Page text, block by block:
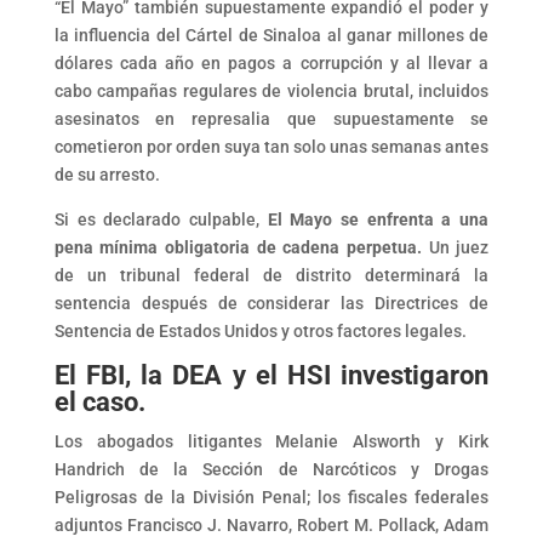
“El Mayo” también supuestamente expandió el poder y
la influencia del Cártel de Sinaloa al ganar millones de
dólares cada año en pagos a corrupción y al llevar a
cabo campañas regulares de violencia brutal, incluidos
asesinatos en represalia que supuestamente se
cometieron por orden suya tan solo unas semanas antes
de su arresto.
Si es declarado culpable,El Mayo se enfrenta a una
pena mínima obligatoria de cadena perpetua. Un juez
de un tribunal federal de distrito determinará la
sentencia después de considerar las Directrices de
Sentencia de Estados Unidos y otros factores legales.
El FBI, la DEA y el HSI investigaron
el caso.
Los abogados litigantes Melanie Alsworth y Kirk
Handrich de la Sección de Narcóticos y Drogas
Peligrosas de la División Penal; los fiscales federales
adjuntos Francisco J. Navarro, Robert M. Pollack, Adam